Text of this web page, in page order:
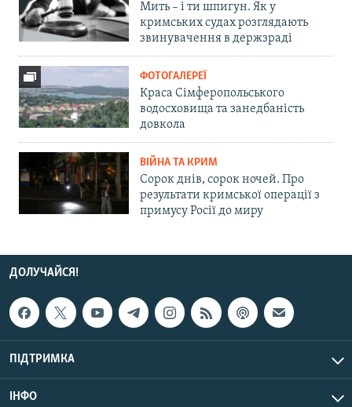
Мить – і ти шпигун. Як у
кримських судах розглядають
звинувачення в держзраді
ФОТОГАЛЕРЕЇ
Краса Сімферопольського
водосховища та занедбаність
довкола
ВІЙНА ТА КРИМ
Сорок днів, сорок ночей. Про
результати кримської операції з
примусу Росії до миру
ДОЛУЧАЙСЯ!
ПІДТРИМКА
ІНФО